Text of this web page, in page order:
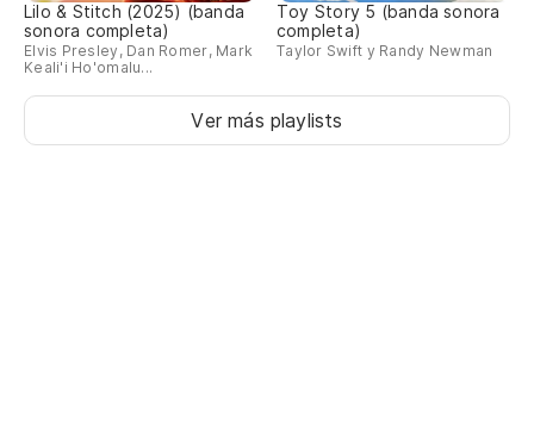
Lilo & Stitch (2025) (banda
sonora completa)
Elvis Presley, Dan Romer, Mark
Keali'i Ho'omalu...
Toy Story 5 (banda sonora
completa)
Taylor Swift y Randy Newman
Ver más playlists